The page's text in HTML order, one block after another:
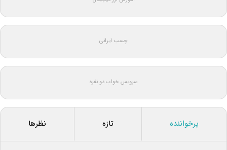
چسب ایرانی
سرویس خواب دو نفره
پرخواننده تازه نظرها